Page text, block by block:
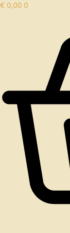
€ 0,00 0